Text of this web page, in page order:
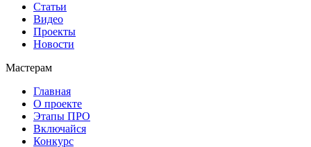
Статьи
Видео
Проекты
Новости
Мастерам
Главная
О проекте
Этапы ПРО
Включайся
Конкурс